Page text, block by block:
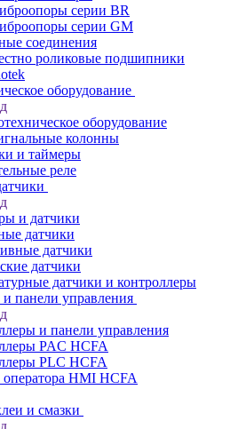
серии BR
серии GM
соединения
роликовые подшипники
оборудование
оборудование
колонны
и таймеры
реле
и датчики
датчики
датчики
датчики
датчики и контроллеры
панели управления
и панели управления
PAC HCFA
PLC HCFA
HMI HCFA
и смазки